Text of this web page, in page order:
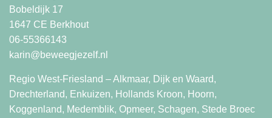
Bobeldijk 17
1647 CE Berkhout
06-55366143
karin@beweegjezelf.nl
Regio West-Friesland – Alkmaar, Dijk en Waard,
Drechterland, Enkuizen, Hollands Kroon, Hoorn,
Koggenland, Medemblik, Opmeer, Schagen, Stede Broec